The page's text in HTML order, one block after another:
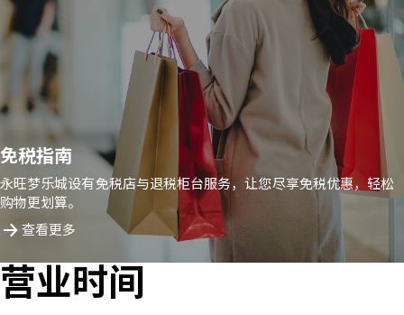
免税指南
永旺梦乐城设有免税店与退税柜台服务，让您尽享免税优惠，轻松
购物更划算。
查看更多
营业时间